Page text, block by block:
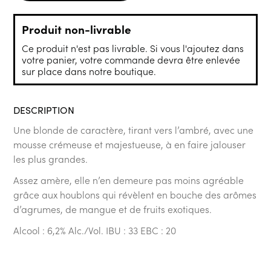
Produit non-livrable
Ce produit n'est pas livrable. Si vous l'ajoutez dans
votre panier, votre commande devra être enlevée
sur place dans notre boutique.
DESCRIPTION
Une blonde de caractère, tirant vers l’ambré, avec une
mousse crémeuse et majestueuse, à en faire jalouser
les plus grandes.
Assez amère, elle n’en demeure pas moins agréable
grâce aux houblons qui révèlent en bouche des arômes
d’agrumes, de mangue et de fruits exotiques.
Alcool : 6,2% Alc./Vol. IBU : 33 EBC : 20